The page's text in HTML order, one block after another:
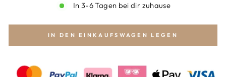
In 3-6 Tagen bei dir zuhause
IN DEN EINKAUFSWAGEN LEGEN